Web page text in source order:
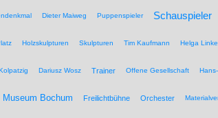
Dieter Maiweg Puppenspieler Schauspieler
Holzskulpturen Skulpturen Tim Kaufmann Helga Linke
Dariusz Wosz Trainer Offene Gesellschaft
Museum Bochum Freilichtbühne Orchester